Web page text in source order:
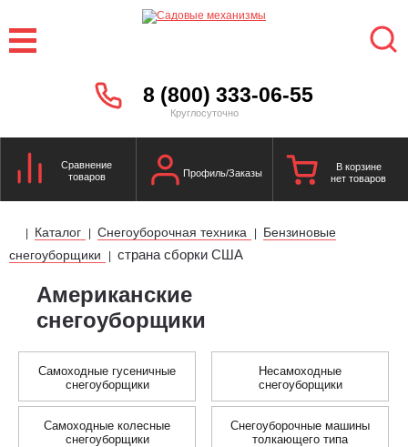
8 (800) 333-06-55
Круглосуточно
Сравнение
товаров
Профиль/Заказы
В корзине
нет товаров
| Каталог | Снегоуборочная техника |
Бензиновые
снегоуборщики
| страна сборки США
Американские
снегоуборщики
Самоходные гусеничные
снегоуборщики
Несамоходные
снегоуборщики
Самоходные колесные
снегоуборщики
Снегоуборочные машины
толкающего типа